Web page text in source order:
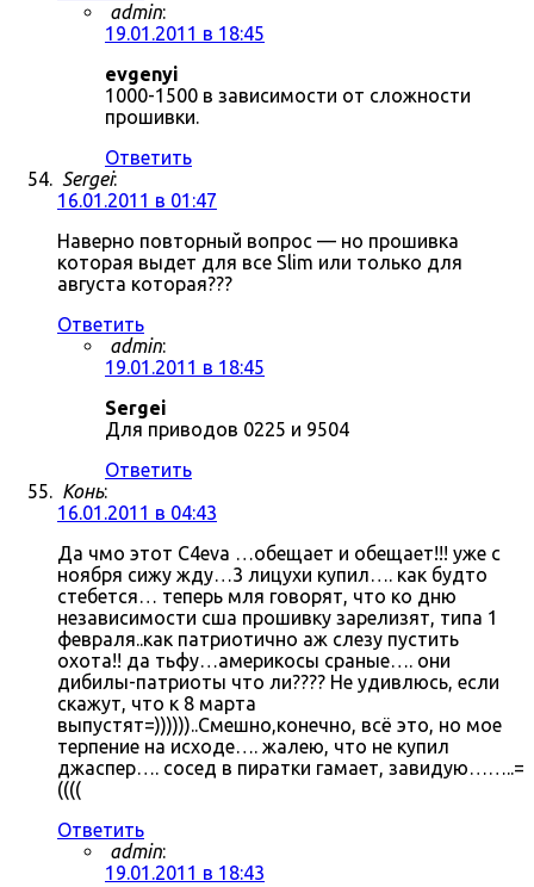
admin:
19.01.2011 в 18:45
evgenyi
1000-1500 в зависимости от сложности
прошивки.
Ответить
Sergei:
16.01.2011 в 01:47
Наверно повторный вопрос — но прошивка
которая выдет для все Slim или только для
августа которая???
Ответить
admin:
19.01.2011 в 18:45
Sergei
Для приводов 0225 и 9504
Ответить
Конь:
16.01.2011 в 04:43
Да чмо этот C4eva …обещает и обещает!!! уже с
ноября сижу жду…3 лицухи купил…. как будто
стебется… теперь мля говорят, что ко дню
независимости сша прошивку зарелизят, типа 1
февраля..как патриотично аж слезу пустить
охота!! да тьфу…америкосы сраные…. они
дибилы-патриоты что ли???? Не удивлюсь, если
скажут, что к 8 марта
выпустят=))))))..Смешно,конечно, всё это, но мое
терпение на исходе…. жалею, что не купил
джаспер…. сосед в пиратки гамает, завидую……..=
((((
Ответить
admin:
19.01.2011 в 18:43